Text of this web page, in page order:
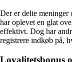
Der er delte meninger
har oplevet en glat
effektivt. Dog har
registrere indkøb på,
Loyalitetsbonus